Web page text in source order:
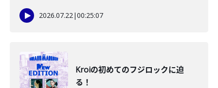
2026.07.22|00:25:07
Kroiの初めてのフジロックに迫
る！